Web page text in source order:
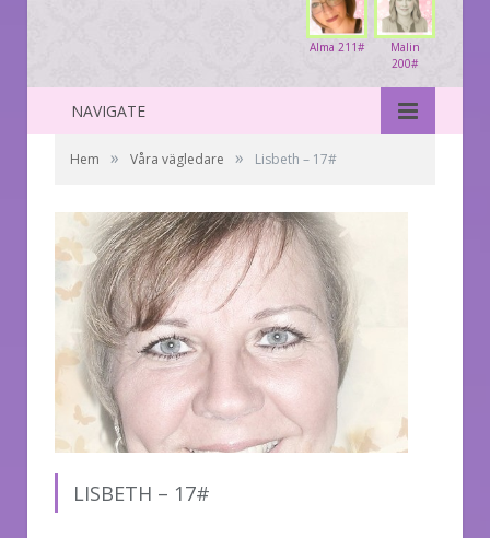
Malin
200#
Alma 211#
NAVIGATE
Hem » Våra vägledare » Lisbeth – 17#
LISBETH – 17#